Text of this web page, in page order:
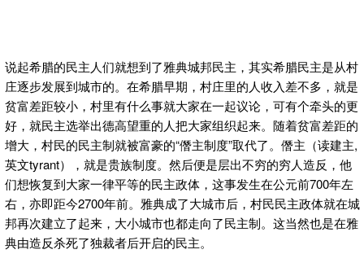
说起希腊的民主人们就想到了雅典城邦民主，其实希腊民主是从村
庄逐步发展到城市的。在希腊早期，村庄里的人收入差不多，就是
贫富差距较小，村里有什么事就大家在一起议论，可有个牵头的更
好，就民主选举出德高望重的人把大家组织起来。随着贫富差距的
增大，村民的民主制就被富豪的“僭主制度”取代了。僭主（读建主,
英文tyrant），就是贵族制度。然后便是层出不穷的穷人造反，他
们想恢复到大家一律平等的民主政体，这事发生在公元前700年左
右，亦即距今2700年前。雅典成了大城市后，村民民主政体就在城
邦再次建立了起来，大小城市也都走向了民主制。这当然也是在雅
典由造反杀死了独裁者后开启的民主。